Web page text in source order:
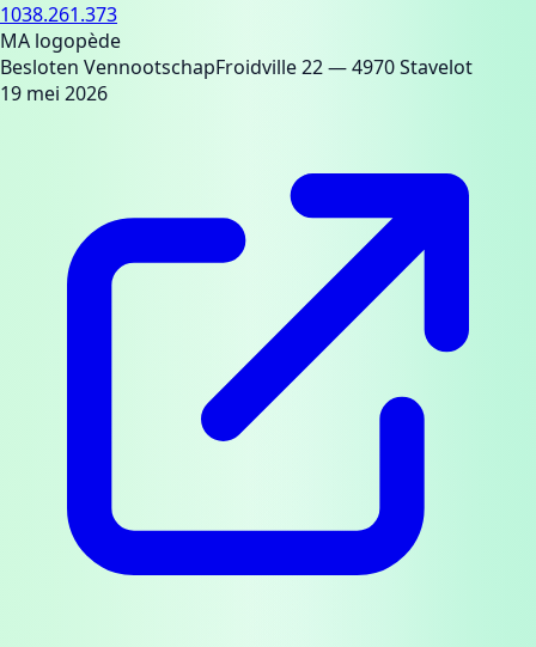
1038.261.373
MA logopède
Besloten VennootschapFroidville 22— 4970 Stavelot
19 mei 2026